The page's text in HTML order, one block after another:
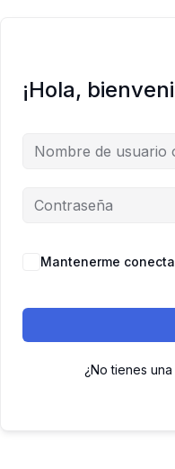
¡Hola,
Mantenerme
¿No tienes